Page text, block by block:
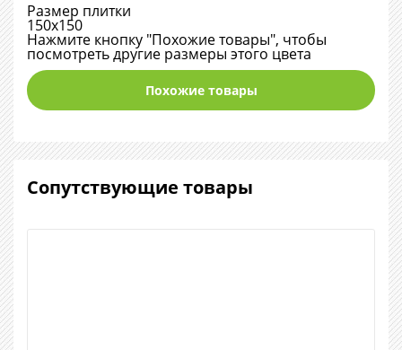
Размер плитки
150х150
Нажмите кнопку "Похожие товары", чтобы
посмотреть другие размеры этого цвета
Похожие товары
Сопутствующие товары